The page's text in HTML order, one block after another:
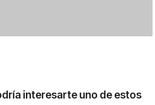
interesarte uno de estos